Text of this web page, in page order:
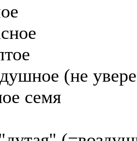
(не
семя